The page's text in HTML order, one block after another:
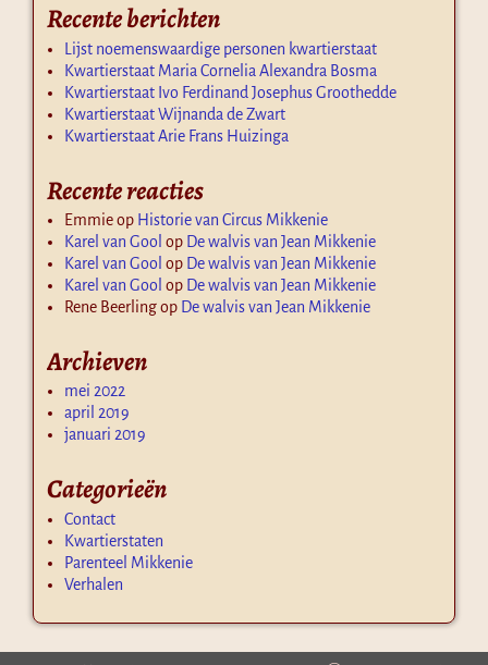
Recente berichten
Lijst noemenswaardige personen kwartierstaat
Kwartierstaat Maria Cornelia Alexandra Bosma
Kwartierstaat Ivo Ferdinand Josephus Groothedde
Kwartierstaat Wijnanda de Zwart
Kwartierstaat Arie Frans Huizinga
Recente reacties
Emmieop Historie van Circus Mikkenie
Karel van Gool op De walvis van Jean Mikkenie
Karel van Gool op De walvis van Jean Mikkenie
Karel van Gool op De walvis van Jean Mikkenie
Rene Beerlingop De walvis van Jean Mikkenie
Archieven
mei 2022
april 2019
januari 2019
Categorieën
Contact
Kwartierstaten
Parenteel Mikkenie
Verhalen